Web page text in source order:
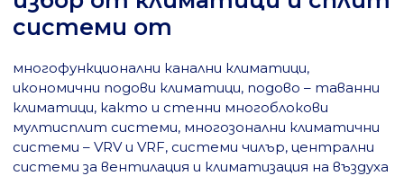
системи от
многофункционални канални климатици,
икономични подови климатици, подово – таванни
климатици, както и стенни многоблокови
мултисплит системи, многозонални климатични
системи – VRV и VRF, системи чилър, централни
системи за вентилация и климатизация на въздуха